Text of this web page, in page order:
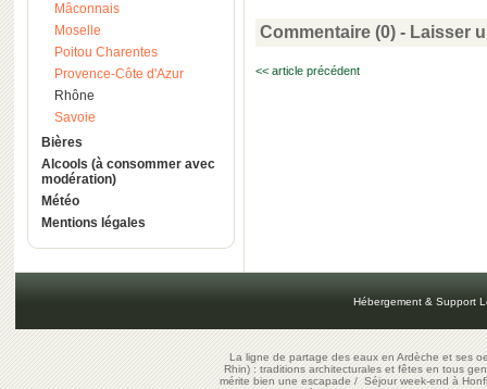
Mâconnais
Moselle
Poitou Charentes
Provence-Côte d'Azur
Rhône
Savoie
Bières
Alcools (à consommer avec
modération)
Météo
Mentions légales
Commentaire (0) - Laisser
<< article précédent
Hébergement & Support
La ligne de partage des eaux en Ardèche et ses
Rhin) : traditions architecturales et fêtes en tous
mérite bien une escapade/Séjour week-end à